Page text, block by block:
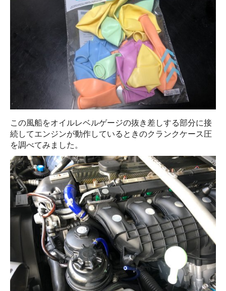
この風船をオイルレベルゲージの抜き差しする部分に接
続してエンジンが動作しているときのクランクケース圧
を調べてみました。